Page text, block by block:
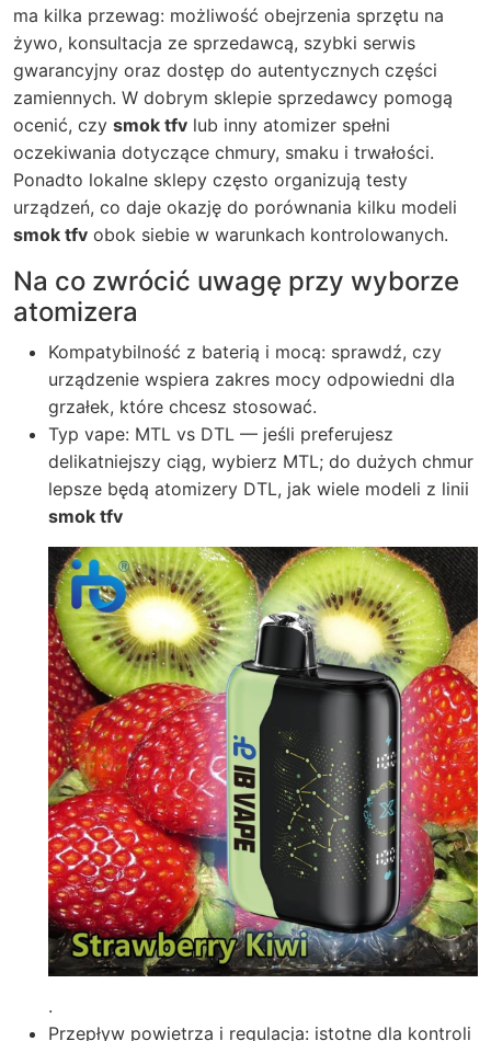
ma kilka przewag: możliwość obejrzenia sprzętu na
żywo, konsultacja ze sprzedawcą, szybki serwis
gwarancyjny oraz dostęp do autentycznych części
zamiennych. W dobrym sklepie sprzedawcy pomogą
ocenić, czy smok tfv lub inny atomizer spełni
oczekiwania dotyczące chmury, smaku i trwałości.
Ponadto lokalne sklepy często organizują testy
urządzeń, co daje okazję do porównania kilku modeli
smok tfv obok siebie w warunkach kontrolowanych.
Na co zwrócić uwagę przy wyborze
atomizera
Kompatybilność z baterią i mocą: sprawdź, czy
urządzenie wspiera zakres mocy odpowiedni dla
grzałek, które chcesz stosować.
Typ vape: MTL vs DTL — jeśli preferujesz
delikatniejszy ciąg, wybierz MTL; do dużych chmur
lepsze będą atomizery DTL, jak wiele modeli z linii
smok tfv
.
Przepływ powietrza i regulacja: istotne dla kontroli